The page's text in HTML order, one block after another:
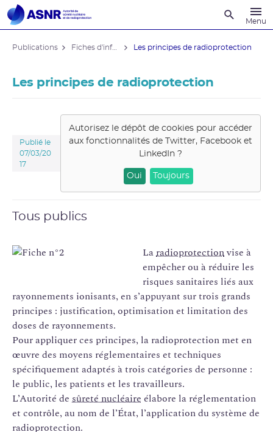
Menu
Publications Fiches d'information du public Les principes de radioprotection
Les principes de radioprotection
Publié le
07/03/20
17
Autorisez le dépôt de cookies pour accéder
aux fonctionnalités de Twitter, Facebook et
LinkedIn?
Oui Toujours
Tous publics
Laradioprotectionvise à
empêcher ou à réduire les
risques sanitaires liés aux
rayonnements ionisants, en s’appuyant sur trois grands
principes : justification, optimisation et limitation des
doses de rayonnements.
Pour appliquer ces principes, la radioprotection met en
œuvre des moyens réglementaires et techniques
spécifiquement adaptés à trois catégories de personne :
le public, les patients et les travailleurs.
L’Autorité de sûreté nucléaire élabore la réglementation
et contrôle, au nom de l’État, l’application du système de
radioprotection.